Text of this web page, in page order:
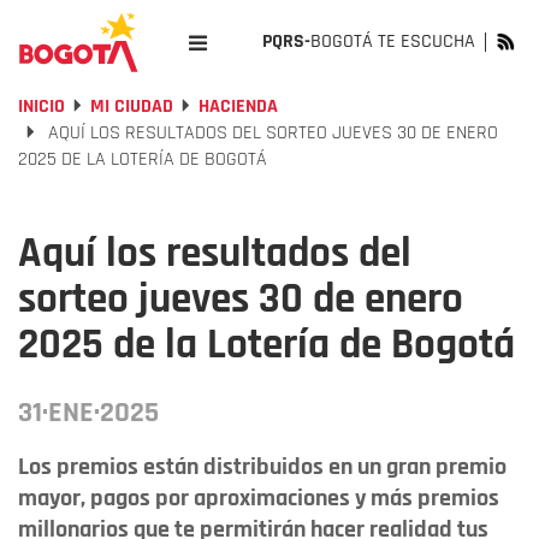
PQRS-BOGOTÁ TE ESCUCHA
INICIO MI CIUDAD
HACIENDA
AQUÍ LOS RESULTADOS DEL SORTEO JUEVES 30 DE ENERO
2025 DE LA LOTERÍA DE BOGOTÁ
Aquí los resultados del
sorteo jueves 30 de enero
2025 de la Lotería de Bogotá
31·ENE·2025
Los premios están distribuidos en un gran premio
mayor, pagos por aproximaciones y más premios
millonarios que te permitirán hacer realidad tus